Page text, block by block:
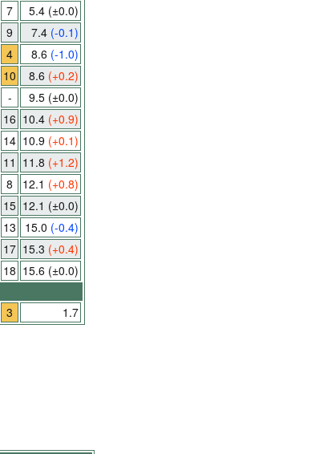
7 5.4 (±0.0)
9 7.4 (-0.1)
4 8.6 (-1.0)
10 8.6 (+0.2)
- 9.5 (±0.0)
16 10.4 (+0.9)
14 10.9 (+0.1)
11 11.8 (+1.2)
8 12.1 (+0.8)
15 12.1 (±0.0)
13 15.0 (-0.4)
17 15.3 (+0.4)
18 15.6 (±0.0)
3 1.7